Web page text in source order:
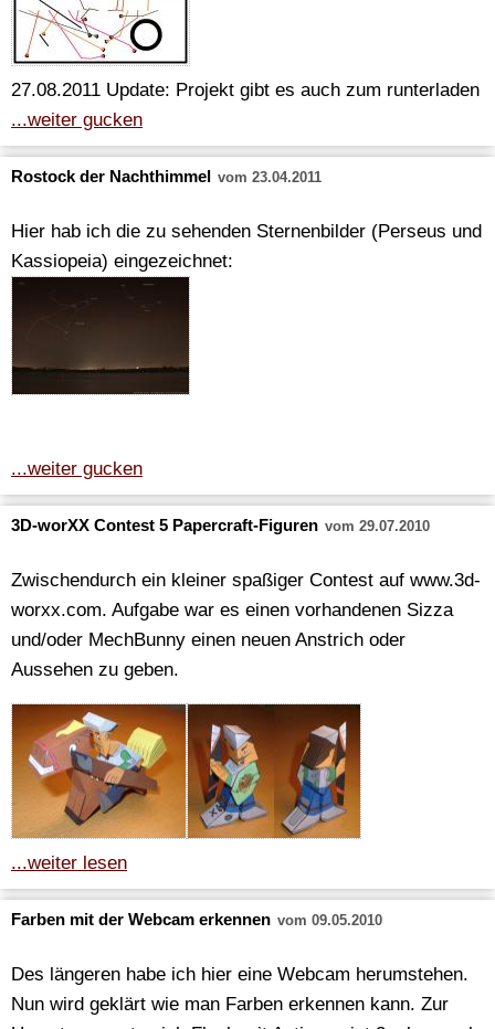
27.08.2011 Update: Projekt gibt es auch zum runterladen
...weiter gucken
Rostock der Nachthimmel vom 23.04.2011
Hier hab ich die zu sehenden Sternenbilder (Perseus und
Kassiopeia) eingezeichnet:
...weiter gucken
3D-worXX Contest 5 Papercraft-Figuren vom 29.07.2010
Zwischendurch ein kleiner spaßiger Contest auf www.3d-
worxx.com. Aufgabe war es einen vorhandenen Sizza
und/oder MechBunny einen neuen Anstrich oder
Aussehen zu geben.
...weiter lesen
Farben mit der Webcam erkennen vom 09.05.2010
Des längeren habe ich hier eine Webcam herumstehen.
Nun wird geklärt wie man Farben erkennen kann. Zur